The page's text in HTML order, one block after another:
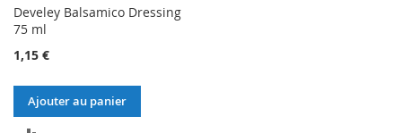
Develey Balsamico Dressing
75 ml
1,15 €
Ajouter au panier